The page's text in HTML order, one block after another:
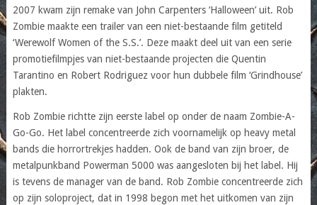
2007 kwam zijn remake van John Carpenters ‘Halloween’ uit. Rob
Zombie maakte een trailer van een niet-bestaande film getiteld
‘Werewolf Women of the S.S.’. Deze maakt deel uit van een serie
promotiefilmpjes van niet-bestaande projecten die Quentin
Tarantino en Robert Rodriguez voor hun dubbele film ‘Grindhouse’
plakten.
Rob Zombie richtte zijn eerste label op onder de naam Zombie-A-
Go-Go. Het label concentreerde zich voornamelijk op heavy metal
bands die horrortrekjes hadden. Ook de band van zijn broer, de
metalpunkband Powerman 5000 was aangesloten bij het label. Hij
is tevens de manager van de band. Rob Zombie concentreerde zich
op zijn soloproject, dat in 1998 begon met het uitkomen van zijn